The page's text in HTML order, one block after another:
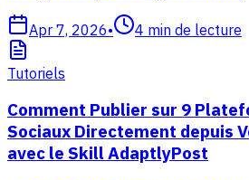
Apr 7, 2026• 4 min de lecture
Tutoriels
Comment Publier sur 9
Sociaux Directement depuis
avec le Skill AdaptlyPost